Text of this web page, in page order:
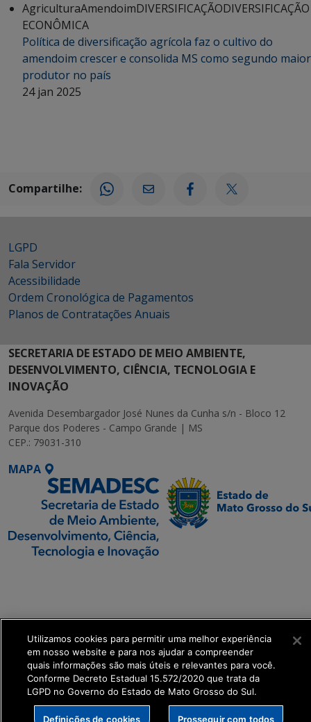
AgriculturaAmendoimDIVERSIFICAÇÃODIVERSIFICAÇÃO
ECONÔMICA
Política de diversificação agrícola faz o cultivo do
amendoim crescer e consolida MS como segundo maior
produtor no país
24 jan 2025
Compartilhe:
LGPD
Fala Servidor
Acessibilidade
Ordem Cronológica de Pagamentos
Planos de Contratações Anuais
SECRETARIA DE ESTADO DE MEIO AMBIENTE,
DESENVOLVIMENTO, CIÊNCIA, TECNOLOGIA E
INOVAÇÃO
Avenida Desembargador José Nunes da Cunha s/n - Bloco 12
Parque dos Poderes - Campo Grande | MS
CEP.: 79031-310
MAPA
get_footer();
Utilizamos cookies para permitir uma melhor experiência
em nosso website e para nos ajudar a compreender
quais informações são mais úteis e relevantes para você.
Conforme Decreto Estadual 15.572/2020 que trata da
LGPD no Governo do Estado de Mato Grosso do Sul.
Definições de cookies Prosseguir com todos